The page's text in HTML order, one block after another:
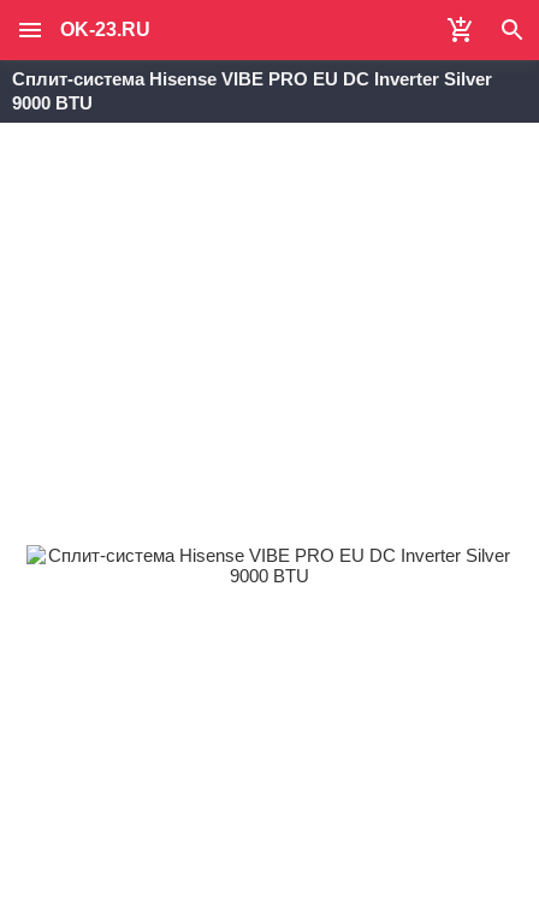
OK-23.RU
Сплит-система Hisense VIBE PRO EU DC Inverter Silver
9000 BTU